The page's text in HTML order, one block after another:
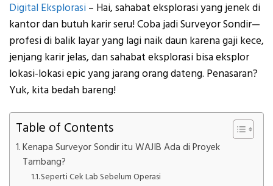
Digital Eksplorasi – Hai, sahabat eksplorasi yang jenek di
kantor dan butuh karir seru! Coba jadi Surveyor Sondir—
profesi di balik layar yang lagi naik daun karena gaji kece,
jenjang karir jelas, dan sahabat eksplorasi bisa eksplor
lokasi-lokasi epic yang jarang orang dateng. Penasaran?
Yuk, kita bedah bareng!
Table of Contents
Kenapa Surveyor Sondir itu WAJIB Ada di Proyek
Tambang?
Seperti Cek Lab Sebelum Operasi